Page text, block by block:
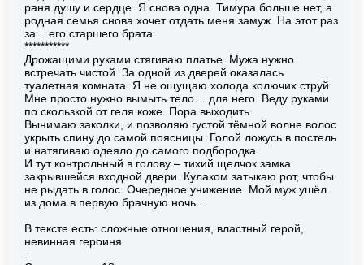
раня душу и сердце. Я снова одна. Тимура больше нет, а
родная семья снова хочет отдать меня замуж. На этот раз
за... его старшего брата.
***********
Дрожащими руками стягиваю платье. Мужа нужно
встречать чистой. За одной из дверей оказалась
туалетная комната. Я не ощущаю холода колючих струй.
Мне просто нужно вымыть тело… для него. Веду руками
по скользкой от геля коже. Пора выходить.
Вынимаю заколки, и позволяю густой тёмной волне волос
укрыть спину до самой поясницы. Голой ложусь в постель
и натягиваю одеяло до самого подбородка.
И тут контрольный в голову – тихий щелчок замка
закрывшейся входной двери. Кулаком затыкаю рот, чтобы
не рыдать в голос. Очередное унижение. Мой муж ушёл
из дома в первую брачную ночь…
В тексте есть: сложные отношения, властный герой,
невинная героиня